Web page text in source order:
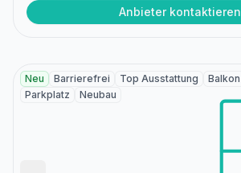
Anbieter kontaktieren
Neu Barrierefrei Top Ausstattung Balkon
Parkplatz
Neubau